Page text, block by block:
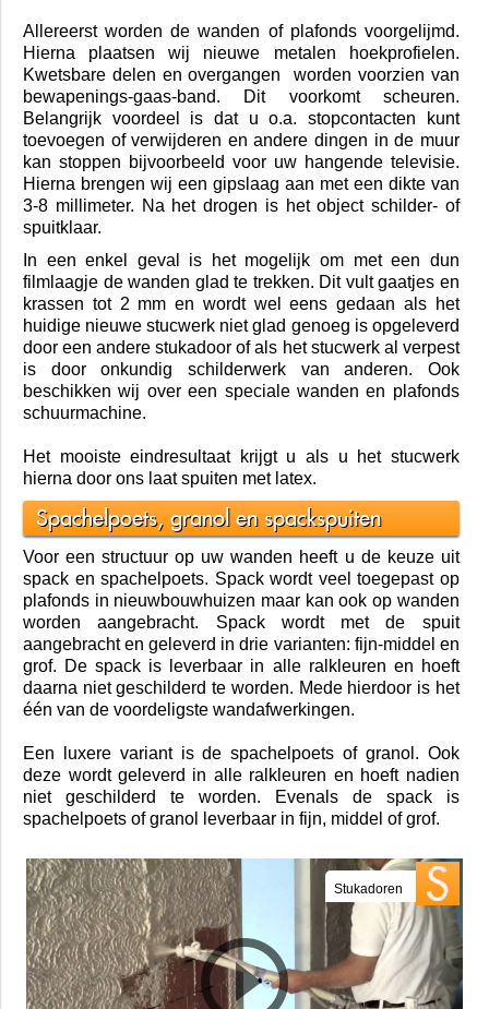
superstrakke ondergrond de basis voor een strak
eindproduct.
Bij grotere projecten gebruiken wij een gipsspuit
waardoor wij beschikken over een grote capaciteit.
Allereerst worden de wanden of plafonds voorgelijmd.
Hierna plaatsen wij nieuwe metalen hoekprofielen.
Kwetsbare delen en overgangen worden voorzien van
bewapenings-gaas-band. Dit voorkomt scheuren.
Belangrijk voordeel is dat u o.a. stopcontacten kunt
toevoegen of verwijderen en andere dingen in de muur
kan stoppen bijvoorbeeld voor uw hangende televisie.
Hierna brengen wij een gipslaag aan met een dikte van
3-8 millimeter. Na het drogen is het object schilder- of
spuitklaar.
In een enkel geval is het mogelijk om met een dun
filmlaagje de wanden glad te trekken. Dit vult gaatjes en
krassen tot 2 mm en wordt wel eens gedaan als het
door een andere stukadoor of als het stucwerk al verpest
is door onkundig schilderwerk van anderen. Ook
beschikken wij over een speciale wanden en plafonds
schuurmachine.
Het mooiste eindresultaat krijgt u als u het stucwerk
hierna door ons laat spuiten met latex.
Spachelpoets, granol en spackspuiten
Voor een structuur op uw wanden heeft u de keuze uit
spack en spachelpoets. Spack wordt veel toegepast op
plafonds in nieuwbouwhuizen maar kan ook op wanden
aangebracht en geleverd in drie varianten: fijn-middel en
grof. De spack is leverbaar in alle ralkleuren en hoeft
daarna niet geschilderd te worden. Mede hierdoor is het
één van de voordeligste wandafwerkingen.
Een luxere variant is de spachelpoets of granol. Ook
deze wordt geleverd in alle ralkleuren en hoeft nadien
niet geschilderd te worden. Evenals de spack is
spachelpoets of granol leverbaar in fijn, middel of grof.
Stukadoren